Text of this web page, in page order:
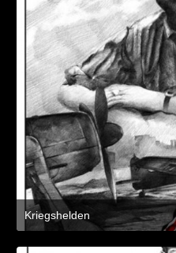
Kriegshelden
8. März 2021 um 11:21
1